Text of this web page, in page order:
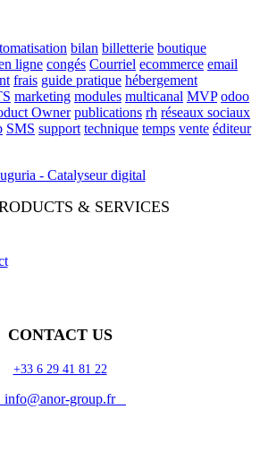
bilan billetterie boutique
ligne congés Courriel ecommerce email
frais guide pratique hébergement
marketing modules multicanal MVP odoo
Owner publications rh réseaux sociaux
SMS support technique temps vente éditeur
& SERVICES
CONTACT US
+33 6 29 41 81 22
info@anor-group.fr